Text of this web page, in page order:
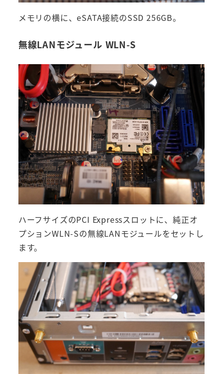
メモリの横に、eSATA接続のSSD 256GB。
無線LANモジュール WLN-S
ハーフサイズのPCI Expressスロットに、純正オ
プションWLN-Sの無線LANモジュールをセットし
ます。